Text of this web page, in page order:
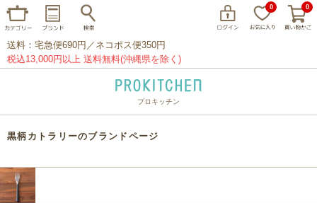
0 0
家事問屋 ウェック
プレート グラス カトラリー
送料：宅急便690円／ネコポス便350円
税込13,000円以上 送料無料(沖縄県を除く)
プロキッチン
黒柄カトラリーのブランドページ